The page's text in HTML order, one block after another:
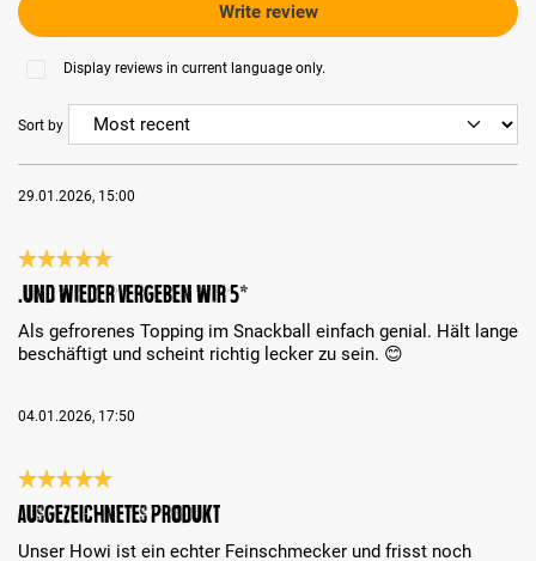
Write review
Display reviews in current language only.
Sort by
29.01.2026, 15:00
Review with rating of 5 out of 5 stars
….und wieder vergeben wir 5*
Als gefrorenes Topping im Snackball einfach genial. Hält lange
beschäftigt und scheint richtig lecker zu sein. 😊
04.01.2026, 17:50
Review with rating of 5 out of 5 stars
ausgezeichnetes Produkt
Unser Howi ist ein echter Feinschmecker und frisst noch